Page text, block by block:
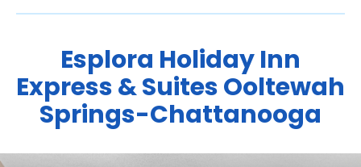
Esplora Holiday Inn
Express & SuitesOoltewah
Springs-Chattanooga